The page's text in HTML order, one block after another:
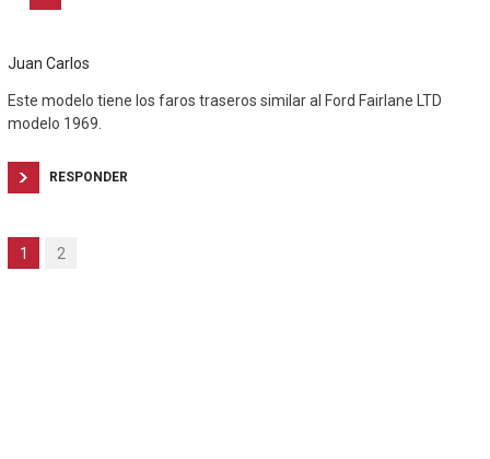
Juan Carlos
Este modelo tiene los faros traseros similar al Ford Fairlane LTD
modelo 1969.
RESPONDER
1 2